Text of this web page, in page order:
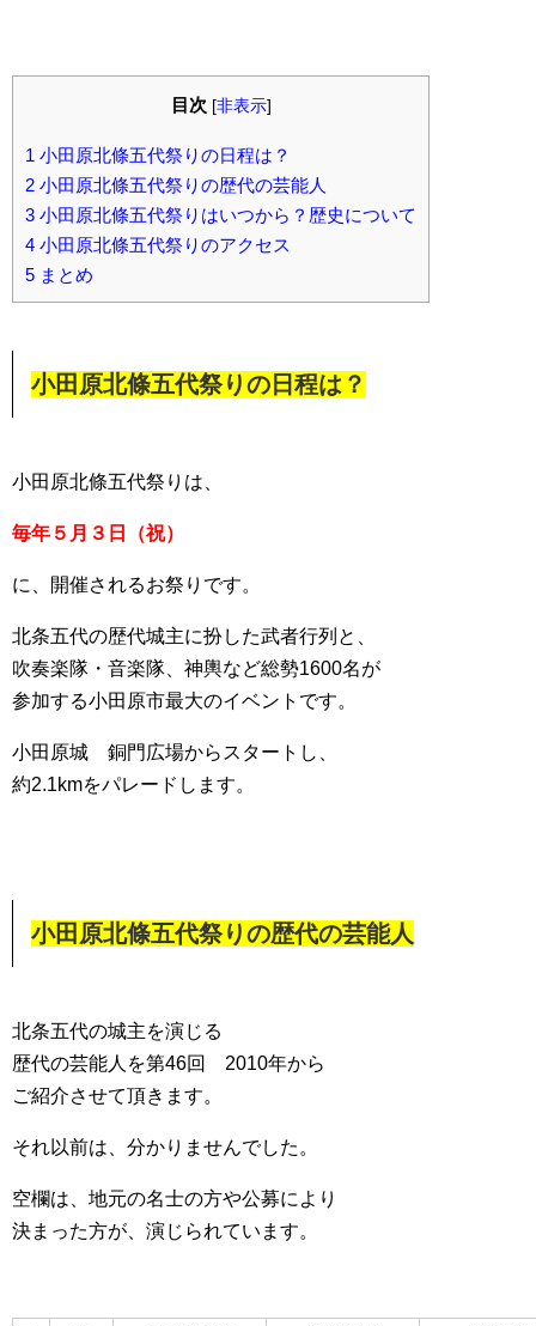
目次 [非表示]
1 小田原北條五代祭りの日程は？
2 小田原北條五代祭りの歴代の芸能人
3 小田原北條五代祭りはいつから？歴史について
4 小田原北條五代祭りのアクセス
5 まとめ
小田原北條五代祭りの日程は？
小田原北條五代祭りは、
毎年５月３日（祝）
に、開催されるお祭りです。
北条五代の歴代城主に扮した武者行列と、
吹奏楽隊・音楽隊、神輿など総勢1600名が
参加する小田原市最大のイベントです。
小田原城 銅門広場からスタートし、
約2.1kmをパレードします。
小田原北條五代祭りの歴代の芸能人
北条五代の城主を演じる
歴代の芸能人を第46回 2010年から
ご紹介させて頂きます。
それ以前は、分かりませんでした。
空欄は、地元の名士の方や公募により
決まった方が、演じられています。